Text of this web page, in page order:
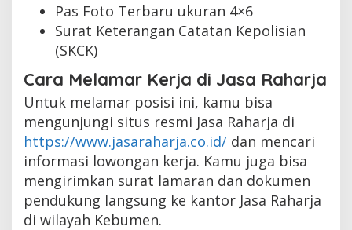
Pas Foto Terbaru ukuran 4×6
Surat Keterangan Catatan Kepolisian
(SKCK)
Cara Melamar Kerja di Jasa Raharja
Untuk melamar posisi ini, kamu bisa
mengunjungi situs resmi Jasa Raharja di
https://www.jasaraharja.co.id/ dan mencari
informasi lowongan kerja. Kamu juga bisa
mengirimkan surat lamaran dan dokumen
pendukung langsung ke kantor Jasa Raharja
di wilayah Kebumen.